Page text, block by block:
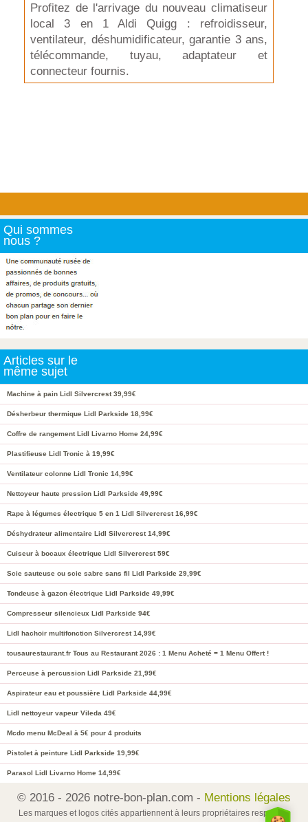
Profitez de l'arrivage du nouveau climatiseur
local 3 en 1 Aldi Quigg : refroidisseur,
ventilateur, déshumidificateur, garantie 3 ans,
télécommande, tuyau, adaptateur et
connecteur fournis.
Qui sommes
nous ?
Articles sur le
même sujet
Machine à pain Lidl Silvercrest 39,99€
Désherbeur thermique Lidl Parkside 18,99€
Coffre de rangement Lidl Livarno Home 24,99€
Plastifieuse Lidl Tronic à 19,99€
Ventilateur colonne Lidl Tronic 14,99€
Nettoyeur haute pression Lidl Parkside 49,99€
Rape à légumes électrique 5 en 1 Lidl Silvercrest 16,99€
Déshydrateur alimentaire Lidl Silvercrest 14,99€
Cuiseur à bocaux électrique Lidl Silvercrest 59€
Scie sauteuse ou scie sabre sans fil Lidl Parkside 29,99€
Tondeuse à gazon électrique Lidl Parkside 49,99€
Compresseur silencieux Lidl Parkside 94€
Lidl hachoir multifonction Silvercrest 14,99€
tousaurestaurant.fr Tous au Restaurant 2026 : 1 Menu Acheté = 1 Menu Offert !
Perceuse à percussion Lidl Parkside 21,99€
Aspirateur eau et poussière Lidl Parkside 44,99€
Lidl nettoyeur vapeur Vileda 49€
Mcdo menu McDeal à 5€ pour 4 produits
Pistolet à peinture Lidl Parkside 19,99€
Parasol Lidl Livarno Home 14,99€
© 2016 - 2026 notre-bon-plan.com - Mentions légales
Les marques et logos cités appartiennent à leurs propriétaires respectifs.